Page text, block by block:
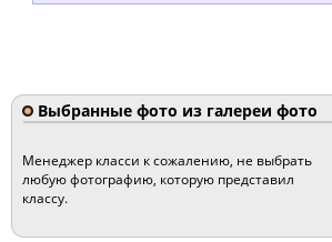
Выбранные фото из галереи фото
Менеджер класси к сожалению, не выбрать
любую фотографию, которую представил
классу.